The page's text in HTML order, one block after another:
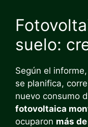
suelo:
Según el
se planifica,
nuevo consumo
fotovoltaica
ocuparon más